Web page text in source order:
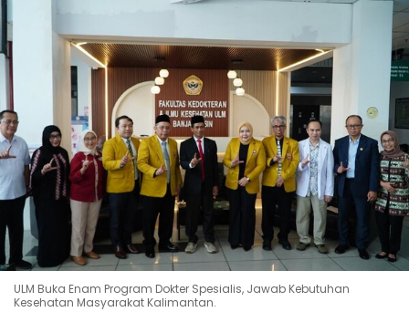
ULM Buka Enam Program Dokter Spesialis, Jawab Kebutuhan
Kesehatan Masyarakat Kalimantan.